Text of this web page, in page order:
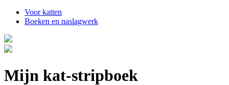
Voor katten
Boeken en naslagwerk
Mijn kat-stripboek